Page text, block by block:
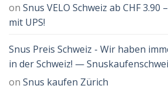
on Snus VELO Schweiz ab CHF
mit UPS!
Snus Preis Schweiz - Wir haben
in der Schweiz! —
on Snus kaufen Zürich